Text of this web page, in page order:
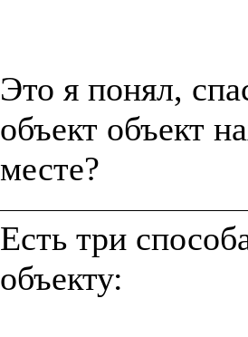
Это я понял,
объект объект
Есть три
объекту: